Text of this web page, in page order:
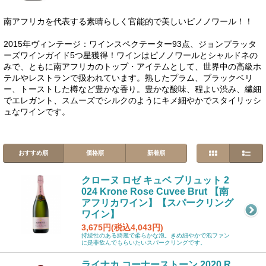
南アフリカを代表する素晴らしく官能的で美しいピノノワール！！
2015年ヴィンテージ：ワインスペクテーター93点、ジョンプラッタ
ーズワインガイド5つ星獲得！ワインはピノノワールとシャルドネの
みで、ともに南アフリカのトップ・アイテムとして、世界中の高級ホ
テルやレストランで扱われています。熟したプラム、ブラックベリ
ー、トーストした樽など豊かな香り。豊かな酸味、程よい渋み、繊細
でエレガント、スムーズでシルクのようにキメ細やかでスタイリッシ
ュなワインです。
おすすめ順 価格順 新着順
クローヌ ロゼ キュベ ブリュット 2
024 Krone Rose Cuvee Brut 【南
アフリカワイン】【スパークリング
ワイン】
3,675円(税込4,043円)
持続性のある綺麗で柔らかな泡。きめ細やかで泡ファン
に是非飲んでもらいたいスパークリングです。